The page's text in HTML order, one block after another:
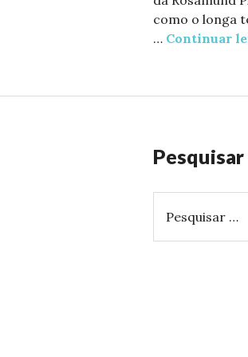
como o longa
… Continuar
Pesquisar
s